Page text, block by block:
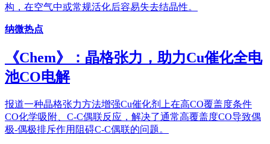
构，在空气中或常规活化后容易失去结晶性。
纳微热点
《Chem》：晶格张力，助力Cu催化全电
池CO电解
报道一种晶格张力方法增强Cu催化剂上在高CO覆盖度条件
CO化学吸附、C-C偶联反应，解决了通常高覆盖度CO导致偶
极-偶极排斥作用阻碍C-C偶联的问题。